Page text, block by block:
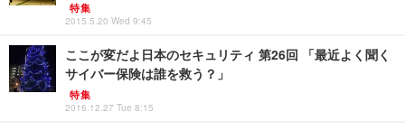
特集
2015.5.20 Wed 9:45
ここが変だよ日本のセキュリティ 第26回 「最近よく聞く
サイバー保険は誰を救う？」
特集
2016.12.27 Tue 8:15